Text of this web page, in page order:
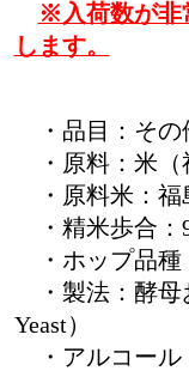
※入荷数が非
します。
・品目：その
・原料：米（
・原料米：福
・精米歩合：
・ホップ品種
・製法：酵母
Yeast）
・アルコール